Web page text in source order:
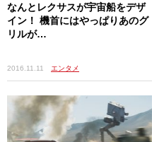
なんとレクサスが宇宙船をデザ
イン！ 機首にはやっぱりあのグ
リルが…
2016.11.11 エンタメ